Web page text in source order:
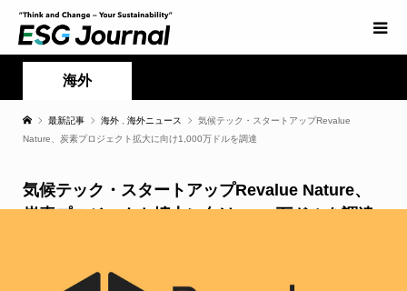
海外
最新記事 海外 海外ニュース
気候テック・スタートアップRevalue
Nature、炭素プロジェクト拡大に向け1,000万ドルを調達
気候テック・スタートアップRevalue Nature、
炭素プロジェクト拡大に向け1,000万ドルを調達